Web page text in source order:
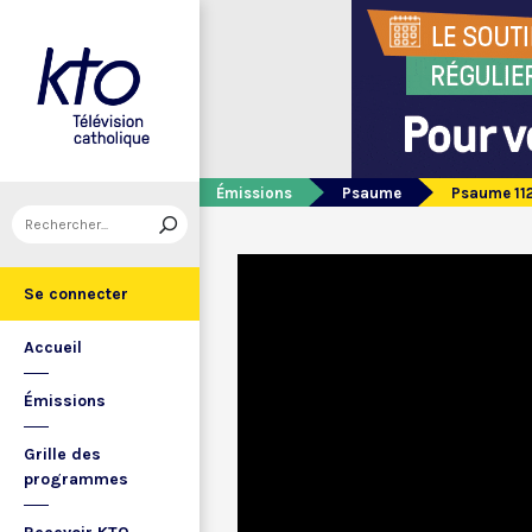
Se connecter
Accueil
Émissions
Grille des
programmes
Émissions Psaume Psaume